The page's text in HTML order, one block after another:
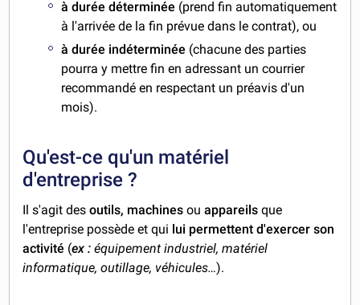
à durée déterminée (prend fin automatiquement
à l'arrivée de la fin prévue dans le contrat), ou
à durée indéterminée (chacune des parties
pourra y mettre fin en adressant un courrier
recommandé en respectant un préavis d'un
mois).
Qu'est-ce qu'un matériel
d'entreprise ?
Il s'agit desoutils, machines ouappareils que
l'entreprise possède et qui lui permettent d'exercer son
activité (ex :équipement industriel, matériel
informatique, outillage, véhicules…).